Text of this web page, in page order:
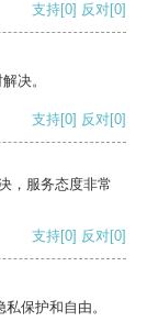
支持[0] 反对[0]
决。
支持[0] 反对[0]
，服务态度非常
支持[0] 反对[0]
保护和自由。